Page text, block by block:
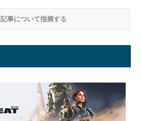
記事について指摘する